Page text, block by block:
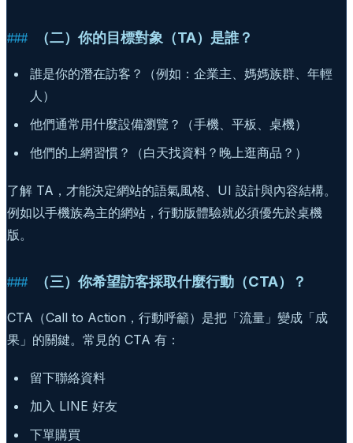
（二）你的目標對象（TA）是誰？
誰是你的潛在訪客？（例如：企業主、媽媽族群、年輕
人）
他們通常用什麼設備瀏覽？（手機、平板、桌機）
他們的上網習慣？（白天找資料？晚上逛商品？）
了解 TA，才能決定網站的語氣風格、UI 設計與內容結構。
例如以手機族為主的網站，行動版體驗就必須優先於桌機
版。
（三）你希望訪客採取什麼行動（CTA）？
CTA（Call to Action，行動呼籲）是把「流量」變成「成
果」的關鍵。常見的 CTA 有：
留下聯絡資料
加入 LINE 好友
下單購買